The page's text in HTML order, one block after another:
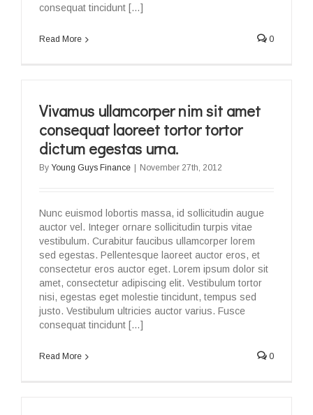
consequat tincidunt […]
Read More 0
Vivamus ullamcorper nim sit amet
consequat laoreet tortor tortor
dictum egestas urna.
By Young Guys Finance November 27th, 2012
Nunc euismod lobortis massa, id sollicitudin augue
auctor vel. Integer ornare sollicitudin turpis vitae
vestibulum. Curabitur faucibus ullamcorper lorem
sed egestas. Pellentesque laoreet auctor eros, et
consectetur eros auctor eget. Lorem ipsum dolor sit
amet, consectetur adipiscing elit. Vestibulum tortor
nisi, egestas eget molestie tincidunt, tempus sed
justo. Vestibulum ultricies auctor varius. Fusce
consequat tincidunt […]
Read More 0